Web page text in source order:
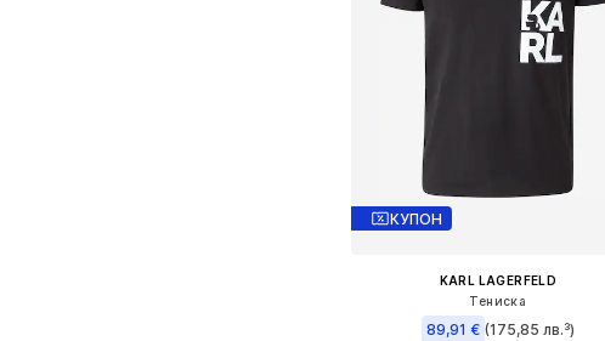
КУПОН
KARL LAGERFELD
Тениска
89,91 € (175,85 лв.³)